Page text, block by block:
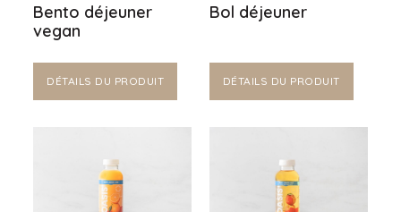
Bento déjeuner
vegan
DÉTAILS DU PRODUIT
Bol déjeuner
DÉTAILS DU PRODUIT